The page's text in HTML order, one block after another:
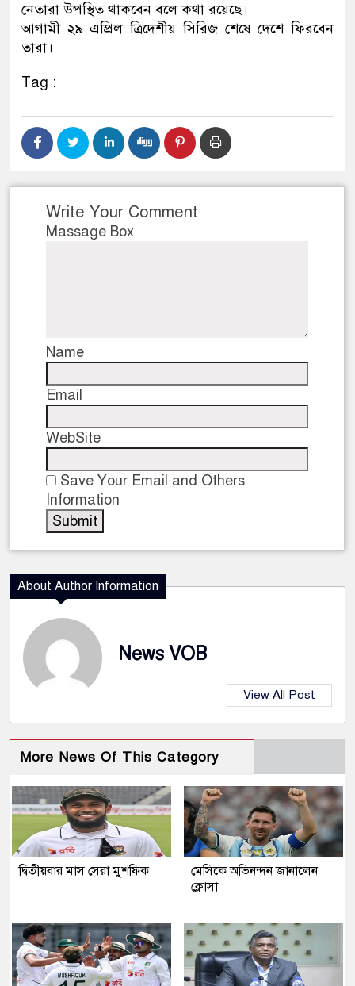
নেতারা উপস্থিত থাকবেন বলে কথা রয়েছে।
আগামী ২৯ এপ্রিল ত্রিদেশীয় সিরিজ শেষে দেশে ফিরবেন
তারা।
Tag :
Write Your Comment
Massage Box
Name
Email
WebSite
Save Your Email and Others
Information
About Author Information
News VOB
View All Post
More News Of This Category
দ্বিতীয়বার মাস সেরা মুশফিক
মেসিকে অভিনন্দন জানালেন
ক্লোসা